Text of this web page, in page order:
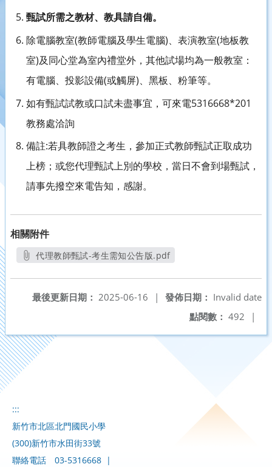
甄試所需之教材、教具請自備。
除電腦教室(教師電腦及學生電腦) 、表演教室(地板教
室)及同心堂為室內禮堂外，其他試場均為一般教室：
有電腦、投影設備(或觸屏) 、黑板、粉筆等。
如有甄試試教或口試未盡事宜，可來電5316668*201
教務處洽詢
備註:若具教師證之考生，參加正式教師甄試正取成功
上榜；或您代理甄試上別的學校，當日不會到場甄試，
請事先撥空來電告知，感謝。
相關附件
代理教師甄試-考生需知公告版.pdf
發佈日期： Invalid date
最後更新日期： 2025-06-16
|
點閱數： 492 |
:::
新竹市北區北門國民小學
(300)新竹市水田街33號
聯絡電話
03-5316668 |